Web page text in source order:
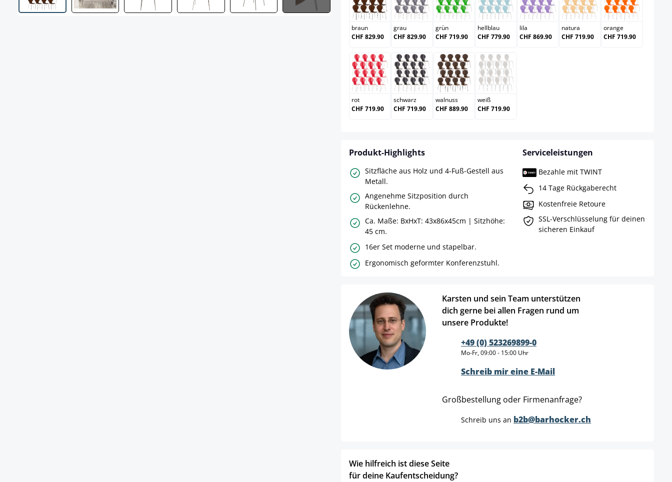
braun
braun
CHF 829.90
grau
grau
CHF 829.90
grün
grün
CHF 719.90
hellblau
hellblau
CHF 779.90
lila
lila
CHF 869.90
natura
natura
CHF 719.90
orange
orange
CHF 719.90
rot
rot
CHF 719.90
schwarz
schwarz
CHF 719.90
walnuss
walnuss
CHF 889.90
weiß
weiß
CHF 719.90
Produkt-Highlights
Sitzfläche aus Holz und 4-Fuß-Gestell aus
Metall.
Angenehme Sitzposition durch
Rückenlehne.
Ca. Maße: BxHxT: 43x86x45cm | Sitzhöhe:
45 cm.
16er Set moderne und stapelbar.
Ergonomisch geformter Konferenzstuhl.
Serviceleistungen
Bezahle mit TWINT
14 Tage Rückgaberecht
Kostenfreie Retoure
SSL-Verschlüsselung für deinen
sicheren Einkauf
Karsten und sein Team unterstützen
dich gerne bei allen Fragen rund um
unsere Produkte!
+49 (0) 523269899-0
Mo-Fr, 09:00 - 15:00 Uhr
Schreib mir eine E-Mail
Großbestellung oder Firmenanfrage?
Schreib uns an b2b@barhocker.ch
Wie hilfreich ist diese Seite
für deine Kaufentscheidung?